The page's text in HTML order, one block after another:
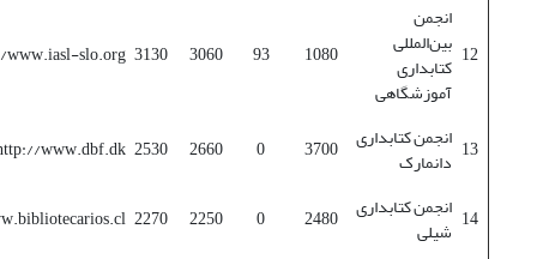
12
انجمن
بین‌المللی
کتابداری
آموزشگاهی
1080
93
3060
3130
slo.org/
13 انجمن کتابداری
دانمارک 3700
0
2660
2530
www.dbf.dk/
14 انجمن کتابداری
شیلی 2480
0
2250
2270